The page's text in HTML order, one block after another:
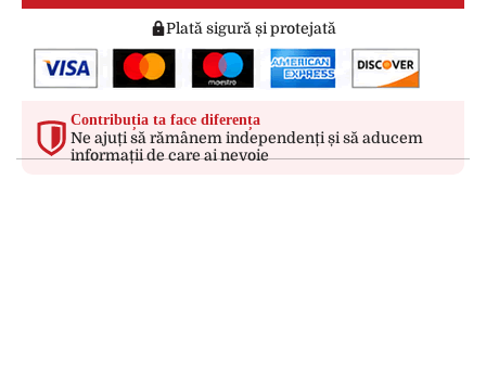
Plată sigură și protejată
Contribuția ta face diferența
Ne ajuți să rămânem independenți și să aducem
informații de care ai nevoie